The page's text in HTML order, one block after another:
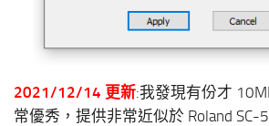
2021/12/14 更新:我發現有份才
常優秀，提供非常近似於 Roland SC-